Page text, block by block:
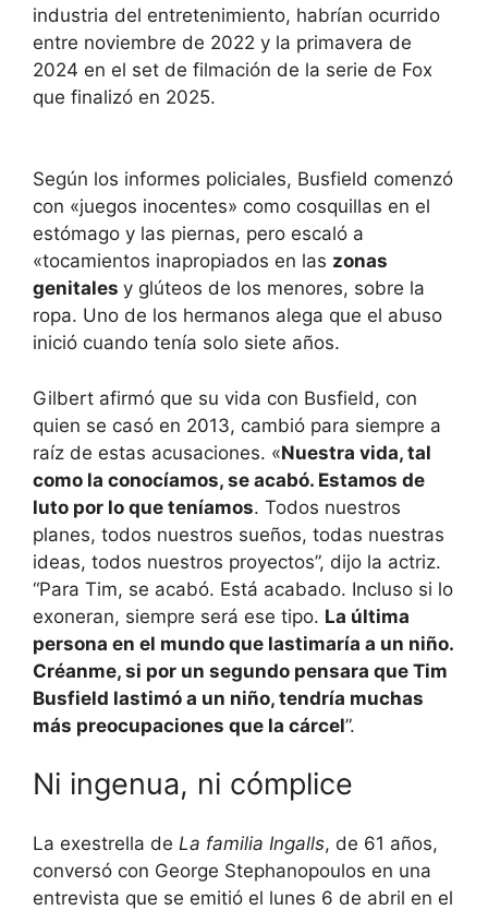
industria del entretenimiento, habrían ocurrido
entre noviembre de 2022 y la primavera de
2024 en el set de filmación de la serie de Fox
que finalizó en 2025.
Según los informes policiales, Busfield comenzó
con «juegos inocentes» como cosquillas en el
estómago y las piernas, pero escaló a
«tocamientos inapropiados en las zonas
genitales y glúteos de los menores, sobre la
ropa. Uno de los hermanos alega que el abuso
inició cuando tenía solo siete años.
Gilbert afirmó que su vida con Busfield, con
quien se casó en 2013, cambió para siempre a
raíz de estas acusaciones. «Nuestra vida, tal
como la conocíamos, se acabó. Estamos de
luto por lo que teníamos. Todos nuestros
planes, todos nuestros sueños, todas nuestras
ideas, todos nuestros proyectos”, dijo la actriz.
“Para Tim, se acabó. Está acabado. Incluso si lo
exoneran, siempre será ese tipo. La última
persona en el mundo que lastimaría a un niño.
Créanme, si por un segundo pensara que Tim
Busfield lastimó a un niño, tendría muchas
más preocupaciones que la cárcel”.
Ni ingenua, ni cómplice
La exestrella de La familia Ingalls, de 61 años,
conversó con George Stephanopoulos en una
entrevista que se emitió el lunes 6 de abril en el